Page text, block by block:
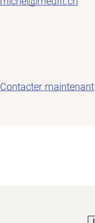
Contacter maintenant